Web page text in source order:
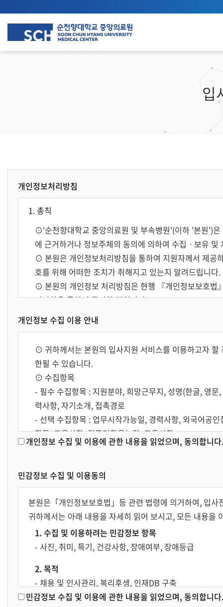
입
개인정보처리방침
1. 총칙
⊙'순천향대학교 중앙의료원 및 부속병원'(이하 '본원')
에 근거하거나 정보주체의 동의에 의하여 수집ㆍ보유 및
⊙ 본원은 개인정보처리방침을 통하여 지원자께서 제공
호를 위해 어떠한 조치가 취해지고 있는지 알려드립니다.
⊙ 본원의 개인정보 처리방침은 현행 『개인정보보호법
지사항을 통하여 공지할 것입니다.
2. 개인정보의 수집범위 및 이용목적
⊙ 귀하께서는 본원의 입사지원 서비스를 이용하고자
한될 수 있습니다.
⊙ 수집항목
- 필수 수집항목 : 지원분야, 희망근무지, 성명(한글, 영
체중, 시력, 혈액형, 지병, 취미, 특기, 종교, 결혼여부,
개, 접촉경로
- 선택 수집항목 : 업무시작가능일, 희망연봉, 희망직급,
경험, 자격사항, 수상경력, 교내외활동, 교육사항, 컴퓨터
⊙ 수집목적
- 본인확인, 입사전형 진행, 합격 여부 확인, 합격자 인사
⊙ 수집방법 : 채용 홈페이지 및 증빙서류 제출, 우편, 이
⊙ 본원은 민감한 개인정보를 수집할 경우에는 별도의
3. 개인정보의 보유기간 및 이용기간
⊙ 귀하의 개인정보는 삭제를 요청하거나, 개인정보의
령의 규정에 의하여 보존할 필요가 있는 경우는 해당 법
을 한 경우에는 지원시 별도로 공지되고 동의하신 내용
개인정보 수집 이용 안내
⊙ 귀하께서는 본원의 입사지원 서비스를 이용하고자
한될 수 있습니다.
⊙ 수집항목
- 필수 수집항목 : 지원분야, 희망근무지, 성명(한글, 영
력사항, 자기소개, 접촉경로
- 선택 수집항목 : 업무시작가능일, 경력사항, 외국어공
활동, 교육사항, 컴퓨터활용능력, 교육사항
- 인터넷 이용에 관한 사항 : 접속 로그
- 본인확인, 입사전형 진행, 합격 여부 확인, 합격자 인사
⊙ 수집방법 : 채용 홈페이지 및 증빙서류 제출, 우편, 이
⊙ 본원은 민감한 개인정보를 수집할 경우에는 별도의
⊙ 개인정보의 보유기간 및 이용기간
- 귀하의 개인정보는 삭제를 요청하거나, 개인정보의 수
령의 규정에 의하여 보존할 필요가 있는 경우는 해당 법
개인정보 수집 및 이용에 관한 내용을 읽었으며, 동의합니
민감정보 수집 및 이용동의
본원은「개인정보보호법」등 관련 법령에 의거하여, 입
귀하께서는 아래 내용을 자세히 읽어 보시고, 모든 내용을
1. 수집 및 이용하려는 민감정보 항목
- 사진, 취미, 특기, 건강사항, 장애여부, 장애등급
2. 목적
- 채용 및 인사관리, 복리후생, 인재DB 구축
- 장애인 고용촉진 및 직업재활법에 따른 장애인 우대
민감정보 수집 및 이용에 관한 내용을 읽었으며, 동의합니